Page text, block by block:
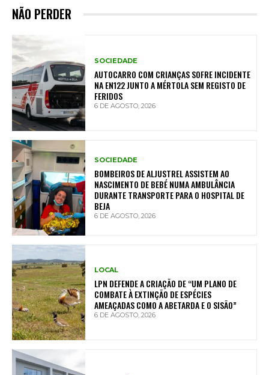
NÃO PERDER
SOCIEDADE
AUTOCARRO COM CRIANÇAS SOFRE INCIDENTE
NA EN122 JUNTO A MÉRTOLA SEM REGISTO DE
FERIDOS
6 DE AGOSTO, 2026
SOCIEDADE
BOMBEIROS DE ALJUSTREL ASSISTEM AO
NASCIMENTO DE BEBÉ NUMA AMBULÂNCIA
DURANTE TRANSPORTE PARA O HOSPITAL DE
BEJA
6 DE AGOSTO, 2026
LOCAL
LPN DEFENDE A CRIAÇÃO DE “UM PLANO DE
COMBATE À EXTINÇÃO DE ESPÉCIES
AMEAÇADAS COMO A ABETARDA E O SISÃO”
6 DE AGOSTO, 2026